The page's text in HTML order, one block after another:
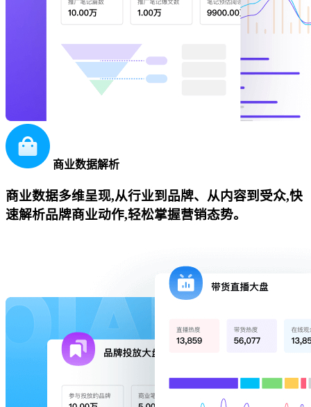
商业数据解析
商业数据多维呈现,从行业到品牌、从内容到受众,快
速解析品牌商业动作,轻松掌握营销态势。